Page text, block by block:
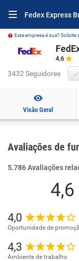
Fedex Express
Esta empresa é sua? Solicite
4,6
3432 Seguidores
Visão Geral
Avaliações de
5.786 Avaliações
4,6
4,0
Oportunidade de
4,3
Ambiente de trabalho